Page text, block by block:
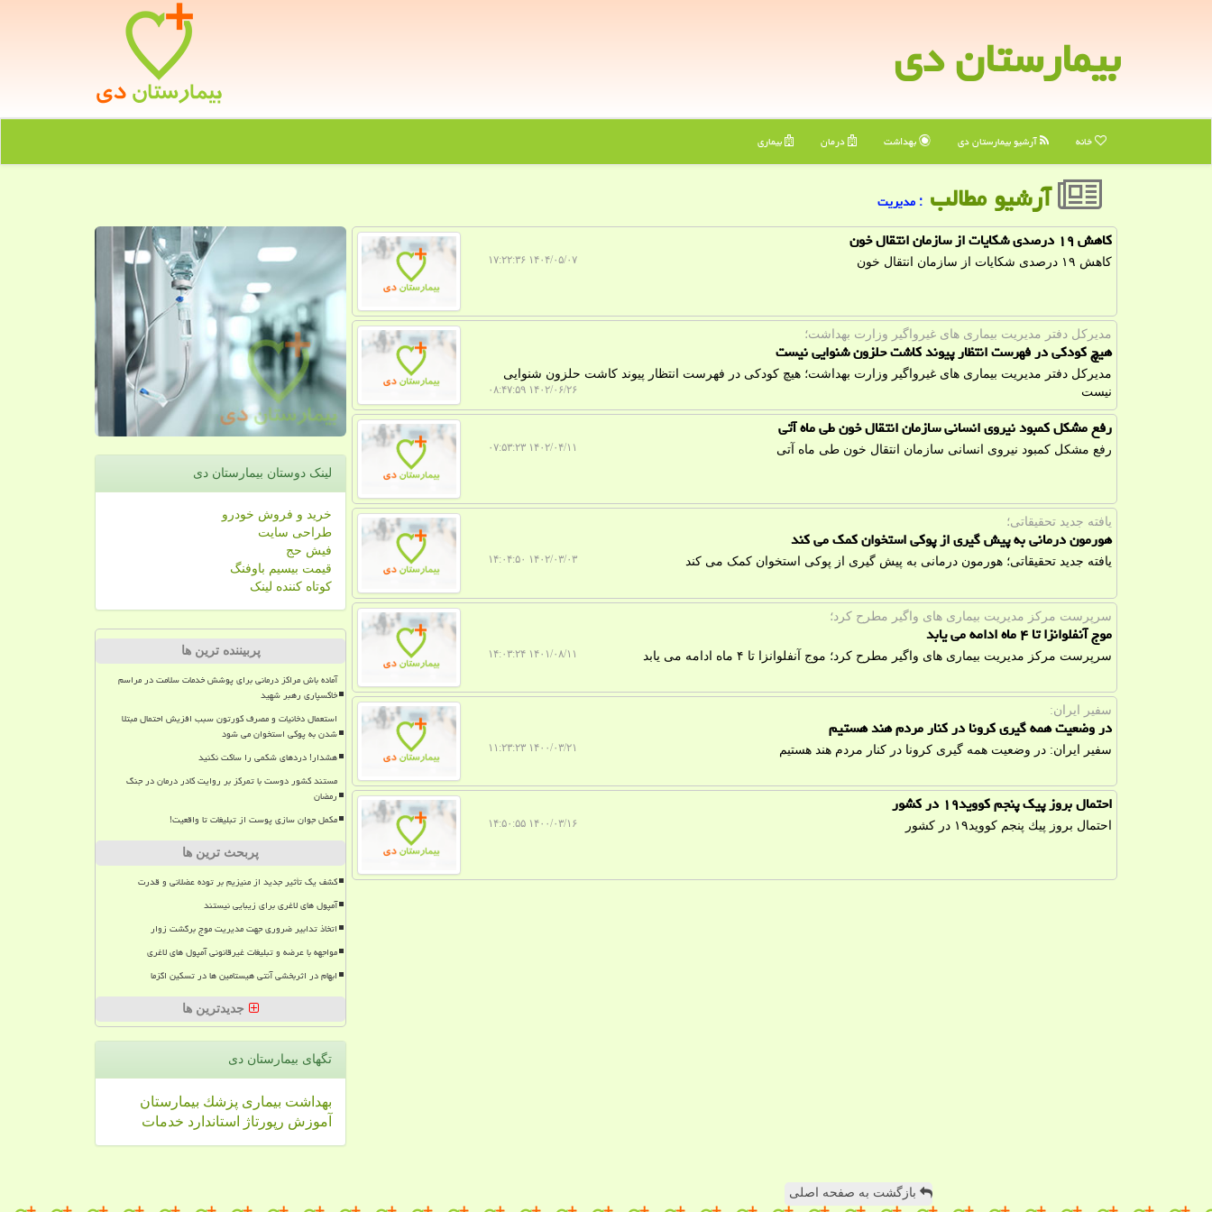
بیمارستان دی
خانه آرشیو بیمارستان دی بهداشت درمان بیماری
آرشیو مطالب : مدیریت
کاهش ۱۹ درصدی شکایات از سازمان انتقال خون
کاهش ۱۹ درصدی شکایات از سازمان انتقال خون ۱۴۰۴/۰۵/۰۷ ۱۷:۲۲:۳۶
مدیركل دفتر مدیریت بیماری های غیرواگیر وزارت بهداشت؛
هیچ کودکی در فهرست انتظار پیوند کاشت حلزون شنوایی نیست
مدیركل دفتر مدیریت بیماری های غیرواگیر وزارت بهداشت؛ هیچ کودکی در فهرست انتظار پیوند کاشت حلزون شنوایی
نیست
۱۴۰۲/۰۶/۲۶ ۰۸:۴۷:۵۹
رفع مشکل کمبود نیروی انسانی سازمان انتقال خون طی ماه آتی
رفع مشکل کمبود نیروی انسانی سازمان انتقال خون طی ماه آتی ۱۴۰۲/۰۴/۱۱ ۰۷:۵۳:۲۳
یافته جدید تحقیقاتی؛
هورمون درمانی به پیش گیری از پوکی استخوان کمک می کند
یافته جدید تحقیقاتی؛ هورمون درمانی به پیش گیری از پوکی استخوان کمک می کند ۱۴۰۲/۰۳/۰۳ ۱۴:۰۴:۵۰
سرپرست مركز مدیریت بیماری های واگیر مطرح كرد؛
موج آنفلوانزا تا ۴ ماه ادامه می یابد
سرپرست مركز مدیریت بیماری های واگیر مطرح كرد؛ موج آنفلوانزا تا ۴ ماه ادامه می یابد ۱۴۰۱/۰۸/۱۱ ۱۴:۰۳:۲۴
سفیر ایران:
در وضعیت همه گیری كرونا در كنار مردم هند هستیم
سفیر ایران: در وضعیت همه گیری كرونا در كنار مردم هند هستیم ۱۴۰۰/۰۳/۲۱ ۱۱:۲۳:۲۳
احتمال بروز پیك پنجم كووید۱۹ در كشور
احتمال بروز پیك پنجم كووید۱۹ در كشور ۱۴۰۰/۰۳/۱۶ ۱۴:۵۰:۵۵
لینک دوستان بیمارستان دی
خرید و فروش خودرو
طراحی سایت
فیش حج
قیمت بیسیم باوفنگ
کوتاه کننده لینک
پربیننده ترین ها
آماده باش مراکز درمانی برای پوشش خدمات سلامت در مراسم
خاکسپاری رهبر شهید
استعمال دخانیات و مصرف کورتون سبب افزیش احتمال مبتلا
شدن به پوکی استخوان می شود
هشدار! دردهای شکمی را ساکت نکنید
مستند کشور دوست با تمرکز بر روایت کادر درمان در جنگ
رمضان
مکمل جوان سازی پوست از تبلیغات تا واقعیت!
پربحث ترین ها
کشف یک تأثیر جدید از منیزیم بر توده عضلانی و قدرت
آمپول های لاغری برای زیبایی نیستند
اتخاذ تدابیر ضروری جهت مدیریت موج برگشت زوار
مواجهه با عرضه و تبلیغات غیرقانونی آمپول های لاغری
ابهام در اثربخشی آنتی هیستامین ها در تسکین اگزما
جدیدترین ها
تگهای بیمارستان دی
بهداشت بیماری پزشك بیمارستان
آموزش رپورتاژ استاندارد خدمات
بازگشت به صفحه اصلی